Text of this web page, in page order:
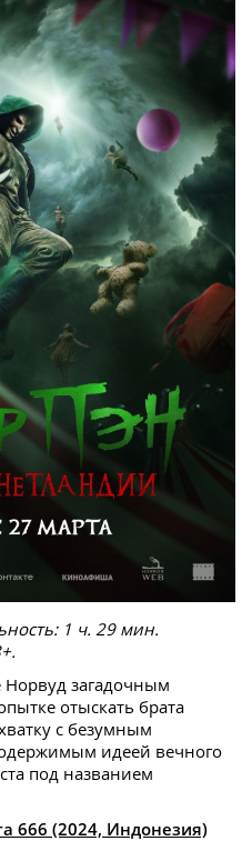
1 ч. 29 мин.
загадочным
отыскать брата
с безумным
идеей вечного
под названием
666 (2024, Индонезия)